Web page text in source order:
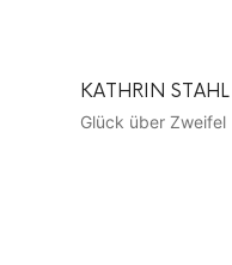
KATHRIN
KATHRIN STAHL
Glück über Zweifel